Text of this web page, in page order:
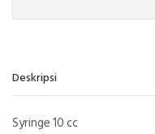
Deskripsi
Syringe 10 cc